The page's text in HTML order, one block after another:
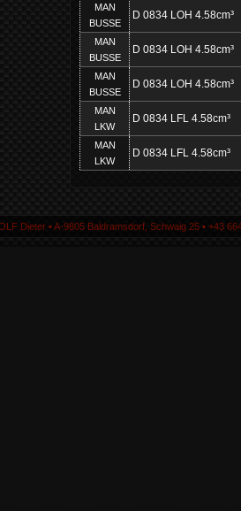
MAN
BUSSE
D 0834 LOH 4.58cm³
MAN
BUSSE
D 0834 LOH 4.58cm³
MAN
BUSSE
D 0834 LOH 4.58cm³
MAN
LKW
D 0834 LFL 4.58cm³
MAN
LKW
D 0834 LFL 4.58cm³
Dieter ▪ A-9805 Baldramsdorf, Schwaig 25 ▪ +43